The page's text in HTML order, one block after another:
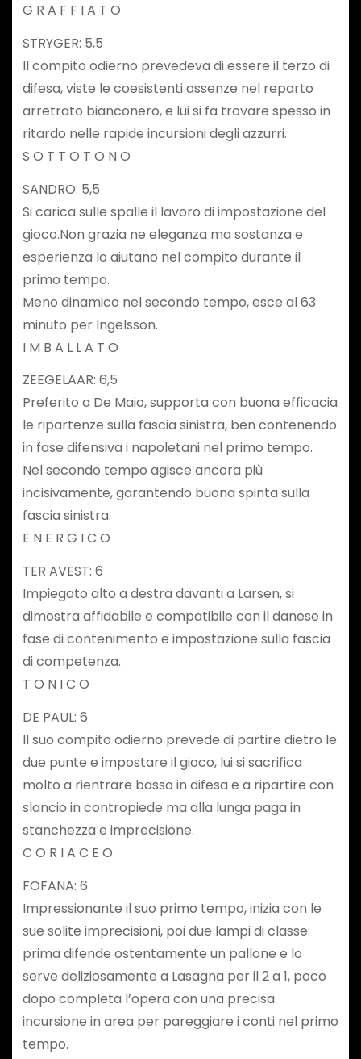
G R A F F I A T O
STRYGER: 5,5
Il compito odierno prevedeva di essere il terzo di
difesa, viste le coesistenti assenze nel reparto
arretrato bianconero, e lui si fa trovare spesso in
ritardo nelle rapide incursioni degli azzurri.
S O T T O T O N O
SANDRO: 5,5
Si carica sulle spalle il lavoro di impostazione del
gioco.Non grazia ne eleganza ma sostanza e
esperienza lo aiutano nel compito durante il
primo tempo.
Meno dinamico nel secondo tempo, esce al 63
minuto per Ingelsson.
I M B A L L A T O
ZEEGELAAR: 6,5
Preferito a De Maio, supporta con buona efficacia
le ripartenze sulla fascia sinistra, ben contenendo
in fase difensiva i napoletani nel primo tempo.
Nel secondo tempo agisce ancora più
incisivamente, garantendo buona spinta sulla
fascia sinistra.
E N E R G I C O
TER AVEST: 6
Impiegato alto a destra davanti a Larsen, si
dimostra affidabile e compatibile con il danese in
fase di contenimento e impostazione sulla fascia
di competenza.
T O N I C O
DE PAUL: 6
Il suo compito odierno prevede di partire dietro le
due punte e impostare il gioco, lui si sacrifica
molto a rientrare basso in difesa e a ripartire con
slancio in contropiede ma alla lunga paga in
stanchezza e imprecisione.
C O R I A C E O
FOFANA: 6
Impressionante il suo primo tempo, inizia con le
sue solite imprecisioni, poi due lampi di classe:
prima difende ostentamente un pallone e lo
serve deliziosamente a Lasagna per il 2 a 1, poco
dopo completa l’opera con una precisa
incursione in area per pareggiare i conti nel primo
tempo.